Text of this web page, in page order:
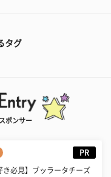
タグ
ポンサー
PR
き必見】ブッラータチーズ